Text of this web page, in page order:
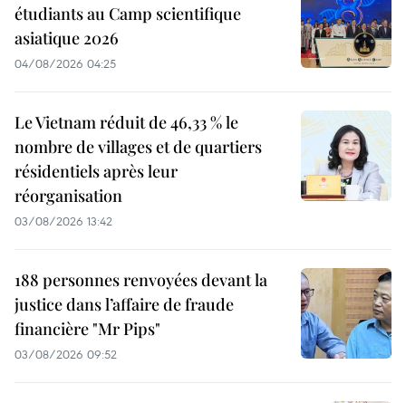
étudiants au Camp scientifique
asiatique 2026
04/08/2026 04:25
Le Vietnam réduit de 46,33 % le
nombre de villages et de quartiers
résidentiels après leur
réorganisation
03/08/2026 13:42
188 personnes renvoyées devant la
justice dans l’affaire de fraude
financière "Mr Pips"
03/08/2026 09:52